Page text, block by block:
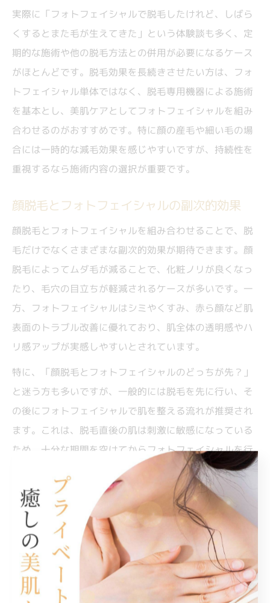
実際に「フォトフェイシャルで脱毛したけれど、しばら
くするとまた毛が生えてきた」という体験談も多く、定
期的な施術や他の脱毛方法との併用が必要になるケース
がほとんどです。脱毛効果を長続きさせたい方は、フォ
トフェイシャル単体ではなく、脱毛専用機器による施術
を基本とし、美肌ケアとしてフォトフェイシャルを組み
合わせるのがおすすめです。特に顔の産毛や細い毛の場
合には一時的な減毛効果を感じやすいですが、持続性を
重視するなら施術内容の選択が重要です。
顔脱毛とフォトフェイシャルの副次的効果
顔脱毛とフォトフェイシャルを組み合わせることで、脱
毛だけでなくさまざまな副次的効果が期待できます。顔
脱毛によってムダ毛が減ることで、化粧ノリが良くなっ
たり、毛穴の目立ちが軽減されるケースが多いです。一
方、フォトフェイシャルはシミやくすみ、赤ら顔など肌
表面のトラブル改善に優れており、肌全体の透明感やハ
リ感アップが実感しやすいとされています。
特に、「顔脱毛とフォトフェイシャルのどっちが先？」
と迷う方も多いですが、一般的には脱毛を先に行い、そ
の後にフォトフェイシャルで肌を整える流れが推奨され
ます。これは、脱毛直後の肌は刺激に敏感になっている
ため、十分な期間を空けてからフォトフェイシャルを行
うことで、赤みや乾燥などのリスクを抑えつつ、それぞ
れの効果を最大限に生かすことができるためです。実際
の口コミでも「両方を順番に受けたことで、肌が明るく
なり毛穴も引き締まった」といった満足度の高い声が多
く聞かれます。
フォトフェイシャルが向く毛質・肌質とは